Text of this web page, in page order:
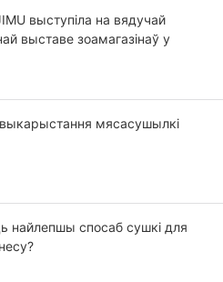
выступіла на вядучай
выставе зоамагазінаў у
мясасушылкі
найлепшы спосаб сушкі для